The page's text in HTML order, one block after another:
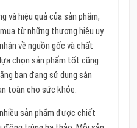
và hiệu quả của sản phẩm,
từ những thương hiệu uy
về nguồn gốc và chất
chọn sản phẩm tốt cũng
bạn đang sử dụng sản
toàn cho sức khỏe.
sản phẩm được chiết